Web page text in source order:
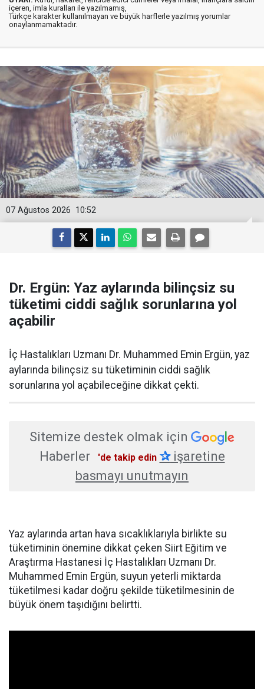
içeren, imla kuralları ile yazılmamış,
Türkçe karakter kullanılmayan ve büyük harflerle yazılmış yorumlar
onaylanmamaktadır.
10:52
07 Ağustos 2026
Dr. Ergün: Yaz aylarında bilinçsiz su
tüketimi ciddi sağlık sorunlarına yol
açabilir
İç Hastalıkları Uzmanı Dr. Muhammed Emin Ergün, yaz
aylarında bilinçsiz su tüketiminin ciddi sağlık
sorunlarına yol açabileceğine dikkat çekti.
Sitemize destek olmak için
Haberler
'de takip edin ✰işaretine
basmayı unutmayın
Yaz aylarında artan hava sıcaklıklarıyla birlikte su
tüketiminin önemine dikkat çeken Siirt Eğitim ve
Araştırma Hastanesi İç Hastalıkları Uzmanı Dr.
Muhammed Emin Ergün, suyun yeterli miktarda
tüketilmesi kadar doğru şekilde tüketilmesinin de
büyük önem taşıdığını belirtti.